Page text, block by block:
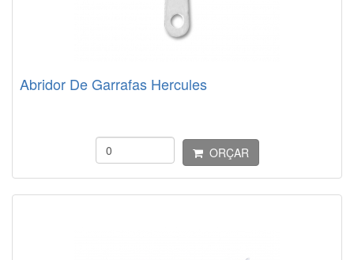
Abridor De Garrafas Hercules
ORÇAR